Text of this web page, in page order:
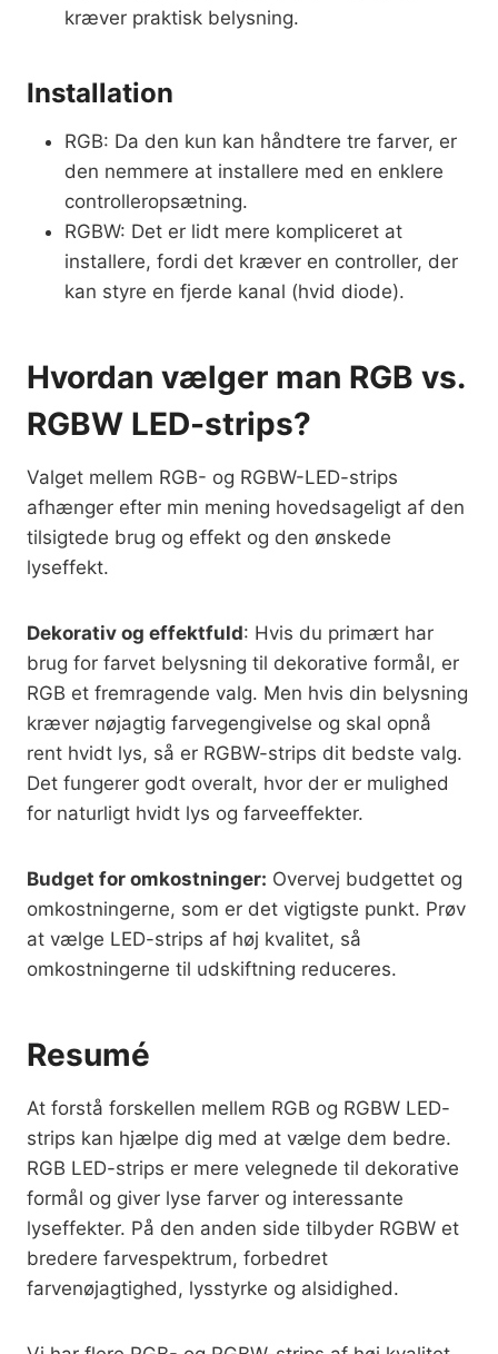
kræver praktisk belysning.
Installation
RGB: Da den kun kan håndtere tre farver, er
den nemmere at installere med en enklere
controlleropsætning.
RGBW: Det er lidt mere kompliceret at
installere, fordi det kræver en controller, der
kan styre en fjerde kanal (hvid diode).
Hvordan vælger man RGB vs.
RGBW LED-strips?
Valget mellem RGB- og RGBW-LED-strips
afhænger efter min mening hovedsageligt af den
tilsigtede brug og effekt og den ønskede
lyseffekt.
Dekorativ og effektfuld: Hvis du primært har
brug for farvet belysning til dekorative formål, er
RGB et fremragende valg. Men hvis din belysning
kræver nøjagtig farvegengivelse og skal opnå
rent hvidt lys, så er RGBW-strips dit bedste valg.
Det fungerer godt overalt, hvor der er mulighed
for naturligt hvidt lys og farveeffekter.
Budget for omkostninger: Overvej budgettet og
omkostningerne, som er det vigtigste punkt. Prøv
at vælge LED-strips af høj kvalitet, så
omkostningerne til udskiftning reduceres.
Resumé
At forstå forskellen mellem RGB og RGBW LED-
strips kan hjælpe dig med at vælge dem bedre.
RGB LED-strips er mere velegnede til dekorative
formål og giver lyse farver og interessante
lyseffekter. På den anden side tilbyder RGBW et
bredere farvespektrum, forbedret
farvenøjagtighed, lysstyrke og alsidighed.